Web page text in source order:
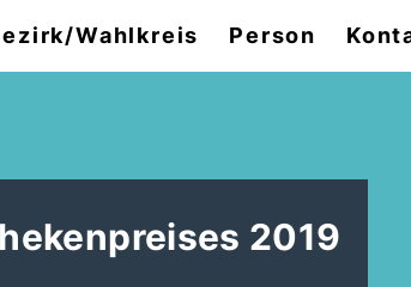
Wahlkreis Person
2019